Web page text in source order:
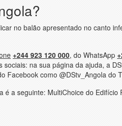
no balão apresentado no canto
+244 923 120 000, do WhatsApp
sociais: na sua página da ajuda, a
Facebook como @DStv_Angola do
a seguinte: MultiChoice do Edifício